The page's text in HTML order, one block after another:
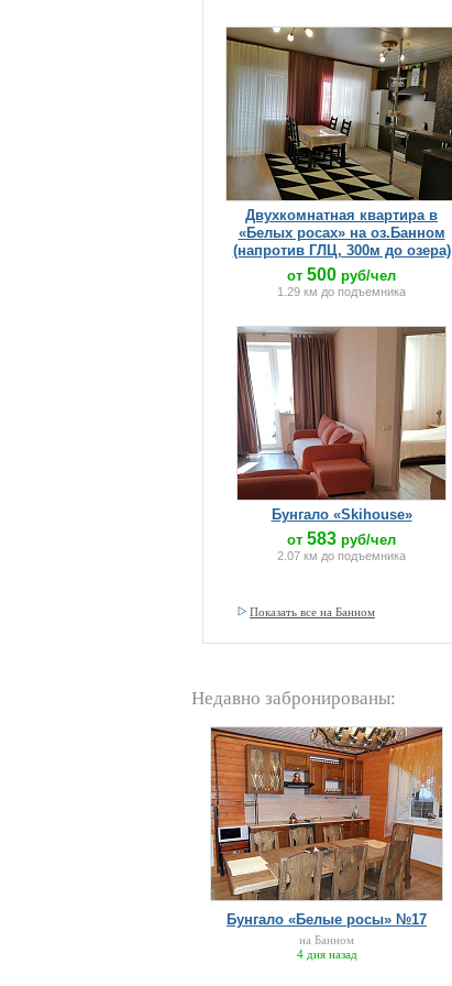
Двухкомнатная квартира в
«Белых росах» на оз.Банном
(напротив ГЛЦ, 300м до озера)
от 500 руб/чел
1.29 км до подъемника
Бунгало «Skihouse»
от 583 руб/чел
2.07 км до подъемника
Показать все на Банном
Недавно забронированы:
Бунгало «Белые росы» №17
на Банном
4 дня назад